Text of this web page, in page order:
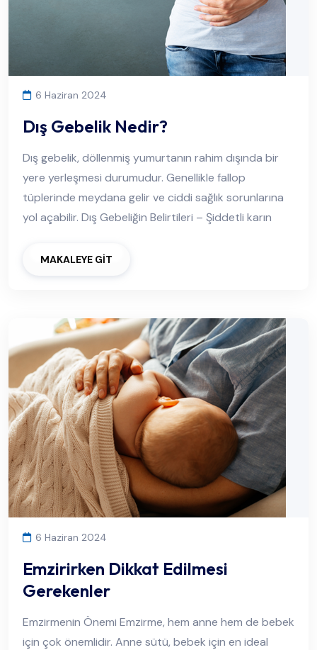
6 Haziran 2024
Dış Gebelik Nedir?
Dış gebelik, döllenmiş yumurtanın rahim dışında bir
yere yerleşmesi durumudur. Genellikle fallop
tüplerinde meydana gelir ve ciddi sağlık sorunlarına
yol açabilir. Dış Gebeliğin Belirtileri – Şiddetli karın
MAKALEYE GİT
6 Haziran 2024
Emzirirken Dikkat Edilmesi
Gerekenler
Emzirmenin Önemi Emzirme, hem anne hem de bebek
için çok önemlidir. Anne sütü, bebek için en ideal